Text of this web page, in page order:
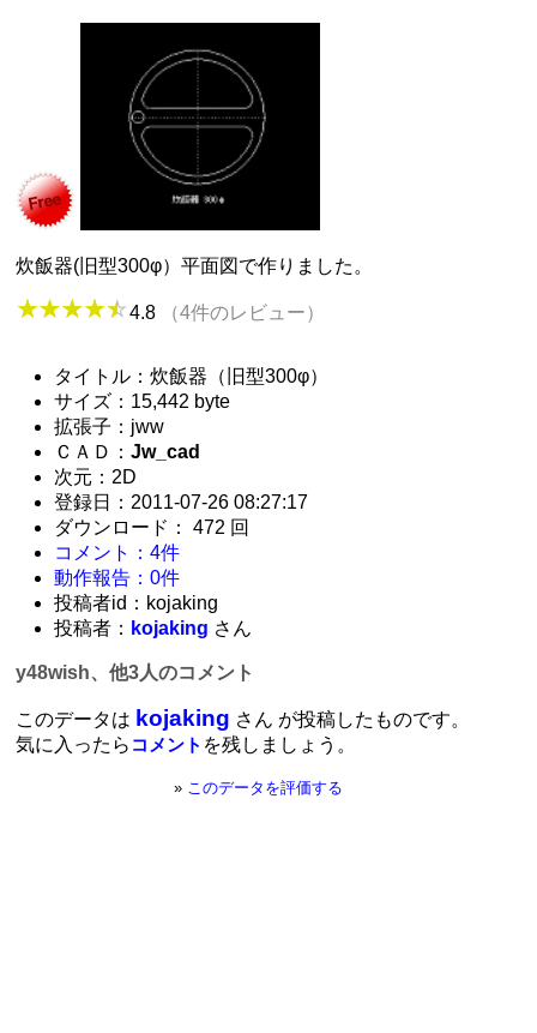
炊飯器(旧型300φ）平面図で作りました。
4.8 （4件のレビュー）
タイトル：炊飯器（旧型300φ）
サイズ：15,442 byte
拡張子：jww
ＣＡＤ：Jw_cad
次元：2D
登録日：2011-07-26 08:27:17
ダウンロード： 472 回
コメント：4件
動作報告：0件
投稿者id：kojaking
投稿者： kojaking さん
y48wish、他3人のコメント
このデータは kojaking さん が投稿したものです。
気に入ったら コメント を残しましょう。
» このデータを評価する